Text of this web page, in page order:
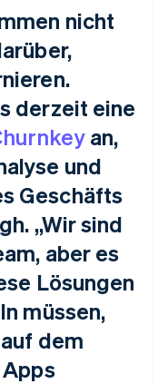
nicht
derzeit eine
an,
und
Geschäfts
„Wir sind
aber es
Lösungen
müssen,
dem